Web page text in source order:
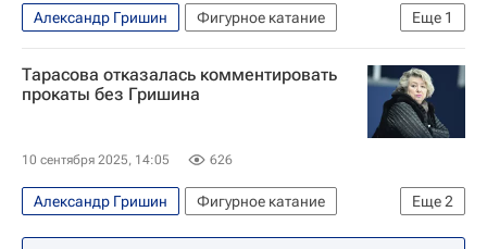
Еще 1
Александр Гришин
Фигурное катание
Федерация фигурного катания на коньках России (ФФККР)
Тарасова отказалась комментировать
прокаты без Гришина
10 сентября 2025, 14:05 626
Еще2
Александр Гришин
Фигурное катание
Спорт
Татьяна Тарасова